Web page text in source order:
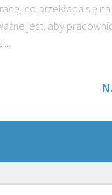
co przekłada się
jest, aby